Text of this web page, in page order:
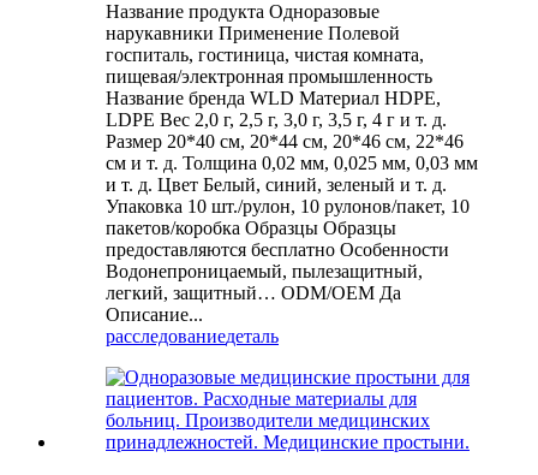
Название продукта Одноразовые
нарукавники Применение Полевой
госпиталь, гостиница, чистая комната,
пищевая/электронная промышленность
Название бренда WLD Материал HDPE,
LDPE Вес 2,0 г, 2,5 г, 3,0 г, 3,5 г, 4 г и т. д.
Размер 20*40 см, 20*44 см, 20*46 см, 22*46
см и т. д. Толщина 0,02 мм, 0,025 мм, 0,03 мм
и т. д. Цвет Белый, синий, зеленый и т. д.
Упаковка 10 шт./рулон, 10 рулонов/пакет, 10
пакетов/коробка Образцы Образцы
предоставляются бесплатно Особенности
Водонепроницаемый, пылезащитный,
легкий, защитный… ODM/OEM Да
Описание...
расследованиедеталь